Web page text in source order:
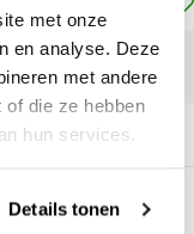
met onze
en analyse. Deze
met andere
die ze hebben
hun services.
Details tonen